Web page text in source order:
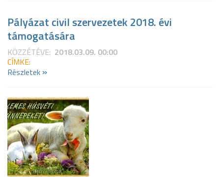
Pályázat civil szervezetek 2018. évi
támogatására
KÖZZÉTÉVE: 2018.03.09. 00:00
CÍMKE:
Részletek »